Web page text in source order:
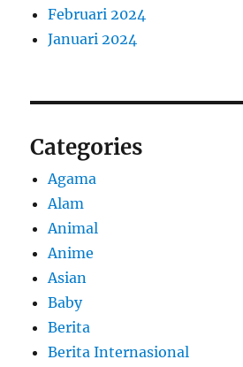
Februari 2024
Januari 2024
Categories
Agama
Alam
Animal
Anime
Asian
Baby
Berita
Berita Internasional